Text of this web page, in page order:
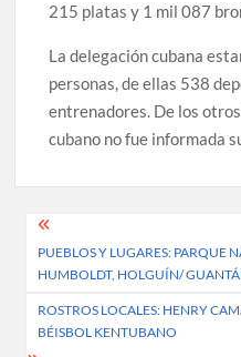
215 platas y 1 mil 087
La delegación cubana
personas, de ellas 538
entrenadores. De los
cubano no fue informada
Post
navigation
PUEBLOS Y LUGARES: PARQUE
HUMBOLDT, HOLGUÍN/
ROSTROS LOCALES: HENRY
BÉISBOL KENTUBANO